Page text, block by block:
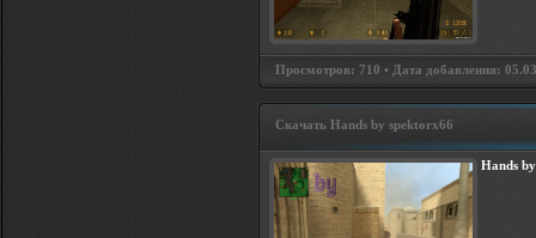
Просмотров: 710 • Дата добавления:
Скачать Hands by spektorx66
Hands